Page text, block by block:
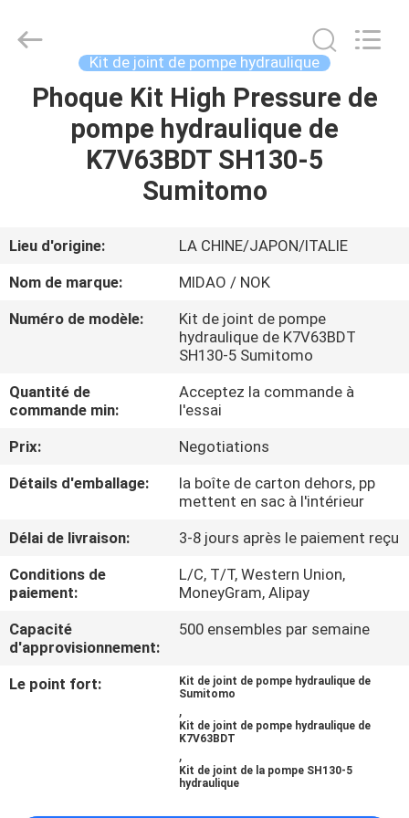
APERÇU
PRODUITS
PROPOS
DE
NOUS
D'USINE
CONTRÔLE
DE
QUALITÉ
CONTACT
NOUVELLES
Midao
Reserved.
Kit de joint de pompe hydraulique
Phoque Kit High Pressure de
pompe hydraulique de
K7V63BDT SH130-5
Sumitomo
Lieu d'origine:
LA CHINE/JAPON/ITALIE
Nom de marque:
MIDAO / NOK
Numéro de modèle:
Kit de joint de pompe
hydraulique de K7V63BDT
SH130-5 Sumitomo
Quantité de
commande min:
Acceptez la commande à
l'essai
Prix:
Negotiations
Détails d'emballage:
la boîte de carton dehors, pp
mettent en sac à l'intérieur
Délai de livraison:
3-8 jours après le paiement reçu
Conditions de
paiement:
L/C, T/T, Western Union,
MoneyGram, Alipay
Capacité
d'approvisionnement:
500 ensembles par semaine
Le point fort:
Kit de joint de pompe hydraulique de
Sumitomo
,
Kit de joint de pompe hydraulique de
K7V63BDT
,
Kit de joint de la pompe SH130-5
hydraulique